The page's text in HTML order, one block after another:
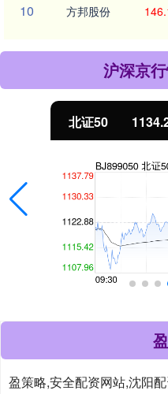
10 方邦股份
沪深京
北证50
盈策略,安全配资网站,沈阳